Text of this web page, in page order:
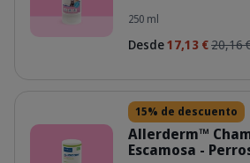
250 ml
Desde17,13 €20,16
15% de descuento
Allerderm™
Escamosa -